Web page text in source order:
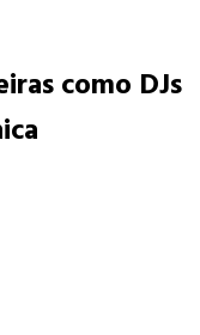
como DJs